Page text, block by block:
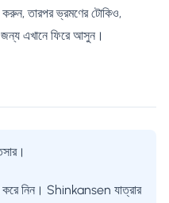
করুন, তারপর ভ্রমণের টোকিও,
জন্য এখানে ফিরে আসুন।
নিন। Shinkansen যাত্রার